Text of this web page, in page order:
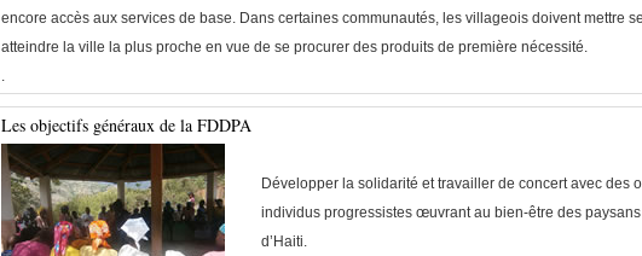
encore accès aux services de base. Dans certaines communautés, les villageois doivent mettre
atteindre la ville la plus proche en vue de se procurer des produits de première nécessité.
.
Les objectifs généraux de la FDDPA
Développer la solidarité et travailler de concert avec des
individus progressistes œuvrant au bien-être des
d’Haiti.